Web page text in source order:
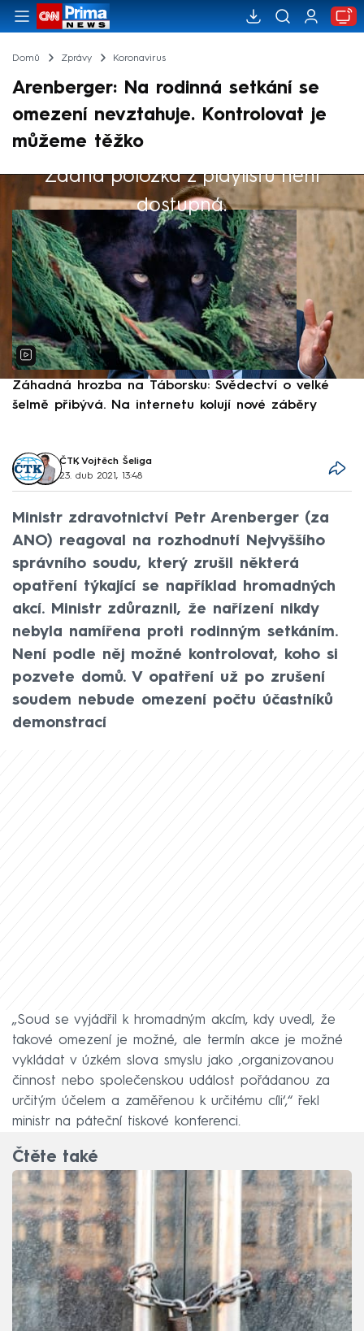
Domů Zprávy Koronavirus
Arenberger: Na rodinná setkání se
omezení nevztahuje. Kontrolovat je
můžeme těžko
Žádná položka z playlistu není
dostupná.
Výběr redakce
Záhadná hrozba na Táborsku: Svědectví o velké
šelmě přibývá. Na internetu kolují nové záběry
ČTK, Vojtěch Šeliga
23. dub 2021, 13:48
Ministr zdravotnictví Petr Arenberger (za
ANO) reagoval na rozhodnutí Nejvyššího
správního soudu, který zrušil některá
opatření týkající se například hromadných
akcí. Ministr zdůraznil, že nařízení nikdy
nebyla namířena proti rodinným setkáním.
Není podle něj možné kontrolovat, koho si
pozvete domů. V opatření už po zrušení
soudem nebude omezení počtu účastníků
demonstrací
„Soud se vyjádřil k hromadným akcím, kdy uvedl, že
takové omezení je možné, ale termín akce je možné
vykládat v úzkém slova smyslu jako ,organizovanou
činnost nebo společenskou událost pořádanou za
určitým účelem a zaměřenou k určitému cíli‘,“ řekl
ministr na páteční tiskové konferenci.
Čtěte také